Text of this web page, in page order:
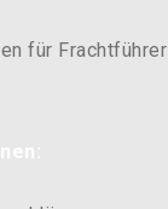
für Frachtführer